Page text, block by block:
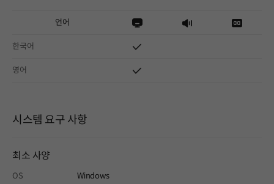
언어
한국어
영어
시스템 요구 사항
최소 사양
OS
Windows